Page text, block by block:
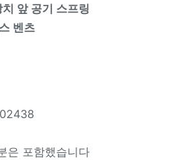
앞 공기 스프링
벤츠
은 포함했습니다